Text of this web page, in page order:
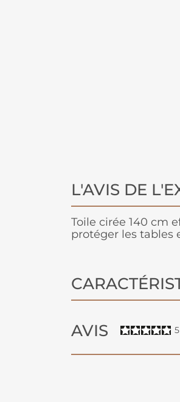
L'AVIS DE
Toile cirée 140 cm
protéger les tables
AVIS 5